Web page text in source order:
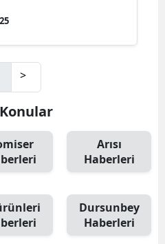
>
Arısı
Haberleri
Dursunbey
Haberleri